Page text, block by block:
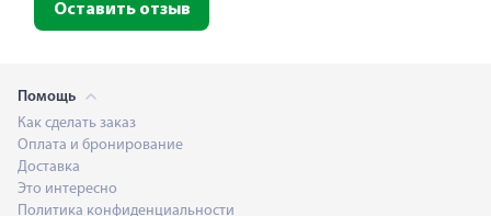
Оставить отзыв
Помощь
Как сделать заказ
Оплата и бронирование
Доставка
Это интересно
Политика конфиденциальности